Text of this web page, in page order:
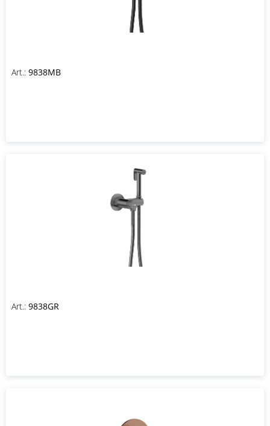
Art.: 9838MB
Art.: 9838GR